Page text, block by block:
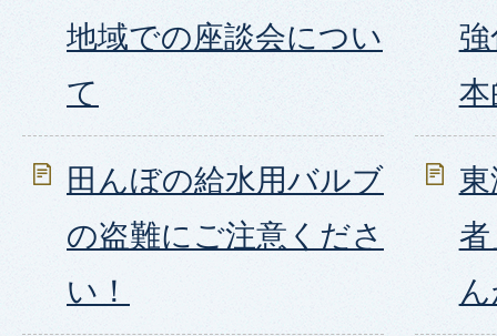
地域での座談会につい
て
田んぼの給水用バルブ
の盗難にご注意くださ
い！